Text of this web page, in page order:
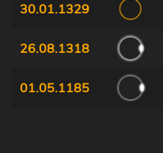
30.01.1329
26.08.1318
01.05.1185